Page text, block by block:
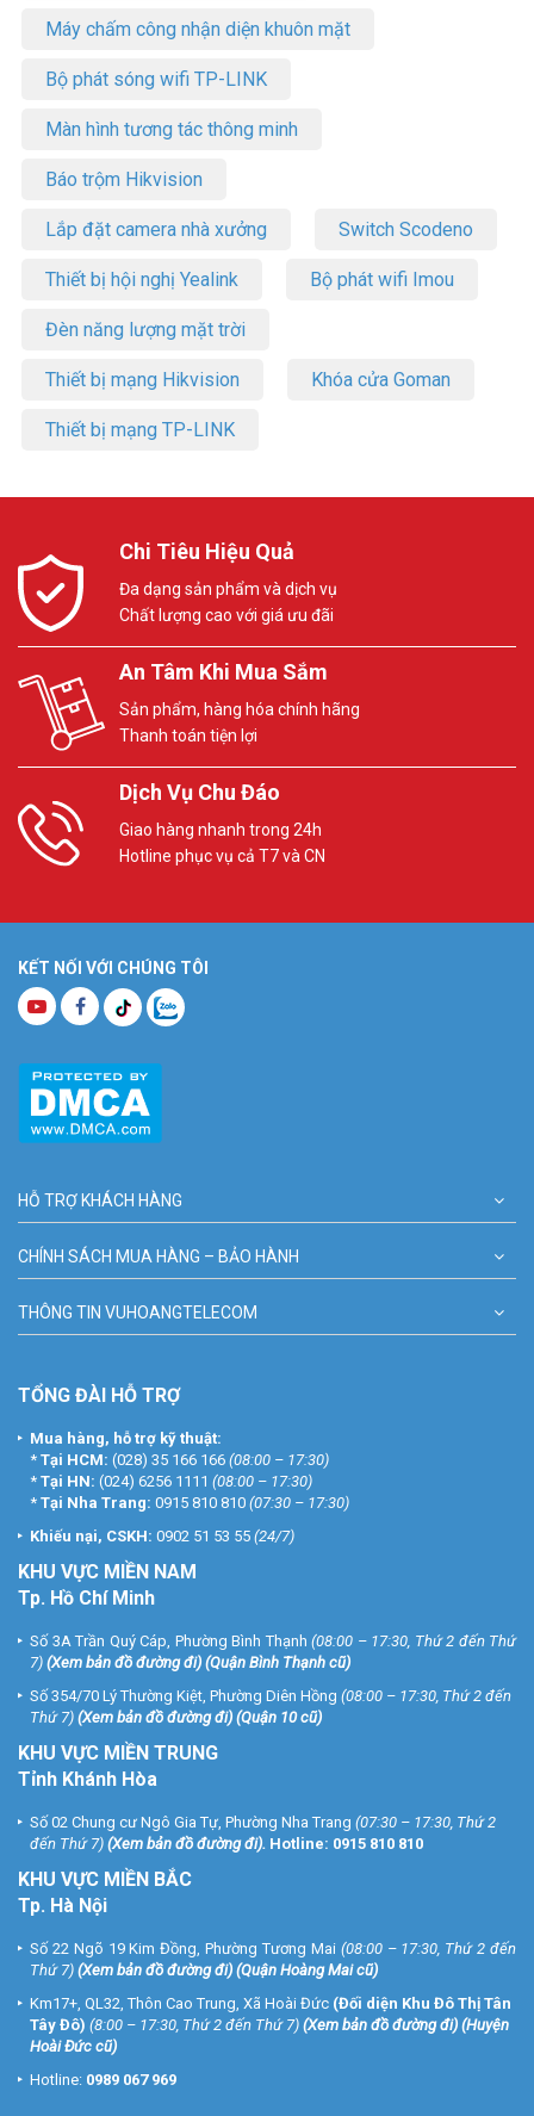
Máy chấm công nhận diện khuôn mặt
Bộ phát sóng wifi TP-LINK
Màn hình tương tác thông minh
Báo trộm Hikvision
Lắp đặt camera nhà xưởng Switch Scodeno
Thiết bị hội nghị Yealink Bộ phát wifi Imou
Đèn năng lượng mặt trời
Thiết bị mạng Hikvision Khóa cửa Goman
Thiết bị mạng TP-LINK
Chi Tiêu Hiệu Quả
Đa dạng sản phẩm và dịch vụ
Chất lượng cao với giá ưu đãi
An Tâm Khi Mua Sắm
Sản phẩm, hàng hóa chính hãng
Thanh toán tiện lợi
Dịch Vụ Chu Đáo
Giao hàng nhanh trong 24h
Hotline phục vụ cả T7 và CN
KẾT NỐI VỚI CHÚNG TÔI
HỖ TRỢ KHÁCH HÀNG
CHÍNH SÁCH MUA HÀNG – BẢO HÀNH
THÔNG TIN VUHOANGTELECOM
TỔNG ĐÀI HỖ TRỢ
Mua hàng, hỗ trợ kỹ thuật:
* Tại HCM: (028) 35 166 166 (08:00 – 17:30)
* Tại HN: (024) 6256 1111 (08:00 – 17:30)
* Tại Nha Trang: 0915 810 810 (07:30 – 17:30)
Khiếu nại, CSKH: 0902 51 53 55 (24/7)
KHU VỰC MIỀN NAM
Tp. Hồ Chí Minh
Số 3A Trần Quý Cáp, Phường Bình Thạnh (08:00 – 17:30, Thứ 2 đến Thứ
7) (Xem bản đồ đường đi) (Quận Bình Thạnh cũ)
Số 354/70 Lý Thường Kiệt, Phường Diên Hồng (08:00 – 17:30, Thứ 2 đến
Thứ 7) (Xem bản đồ đường đi) (Quận 10 cũ)
KHU VỰC MIỀN TRUNG
Tỉnh Khánh Hòa
Số 02 Chung cư Ngô Gia Tự, Phường Nha Trang (07:30 – 17:30, Thứ 2
đến Thứ 7) (Xem bản đồ đường đi). Hotline: 0915 810 810
KHU VỰC MIỀN BẮC
Tp. Hà Nội
Số 22 Ngõ 19 Kim Đồng, Phường Tương Mai (08:00 – 17:30, Thứ 2 đến
Thứ 7) (Xem bản đồ đường đi) (Quận Hoàng Mai cũ)
Km17+, QL32, Thôn Cao Trung, Xã Hoài Đức (Đối diện Khu Đô Thị Tân
Tây Đô) (8:00 – 17:30, Thứ 2 đến Thứ 7) (Xem bản đồ đường đi) (Huyện
Hoài Đức cũ)
Hotline: 0989 067 969